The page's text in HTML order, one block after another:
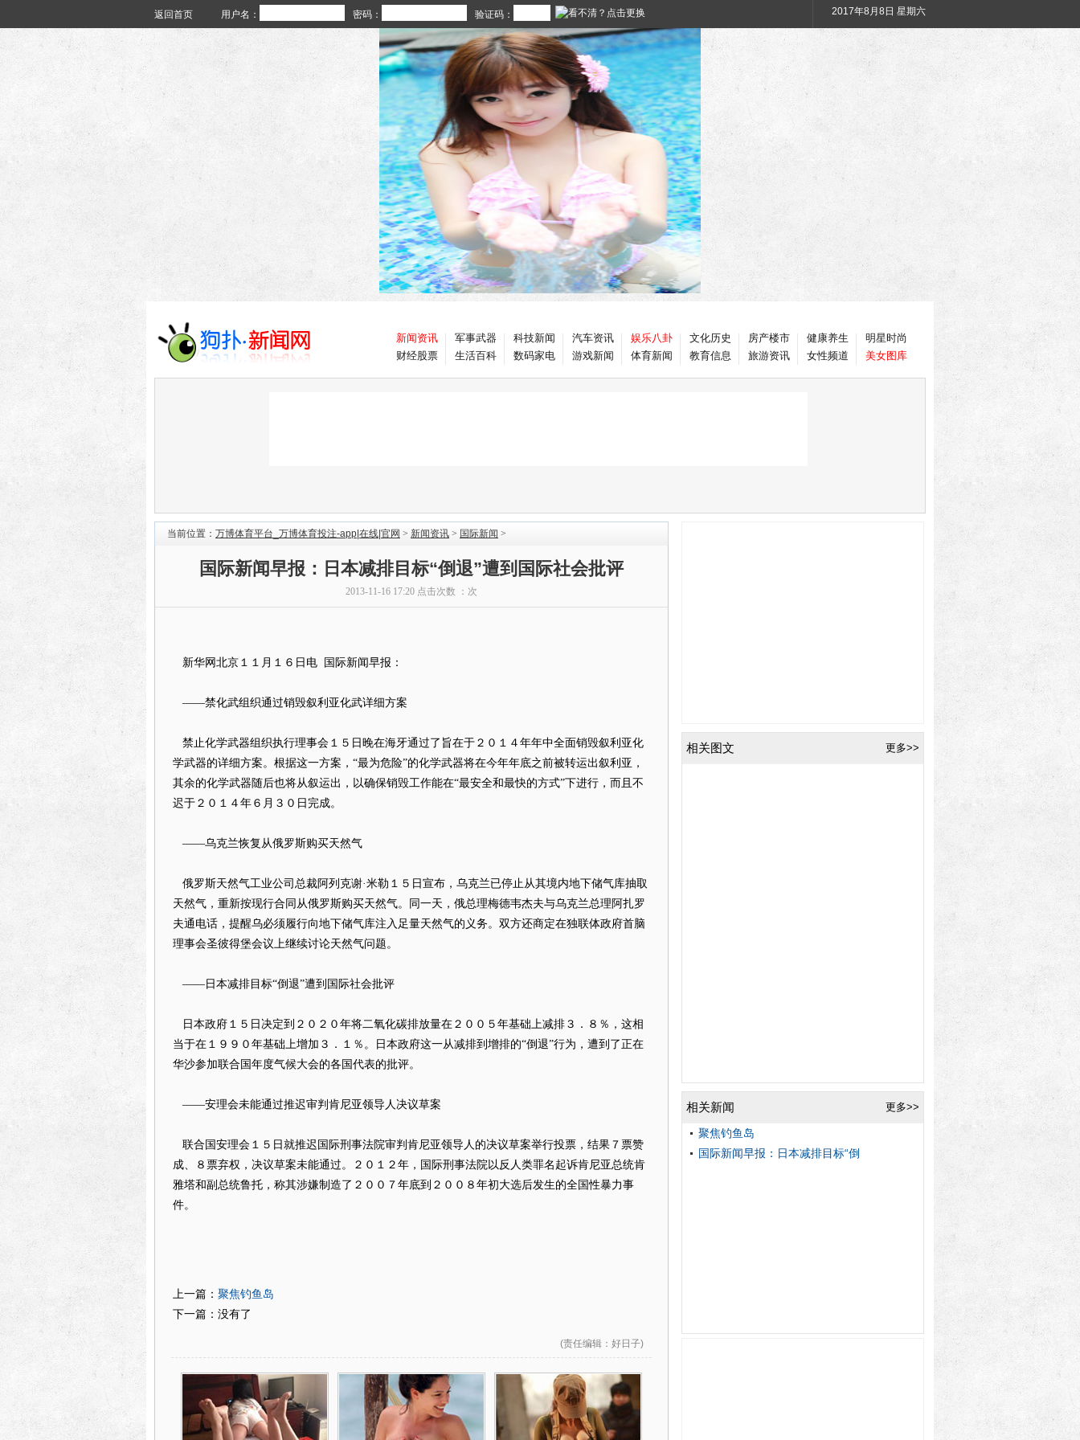
返回首页 用户名： 密码： 验证码： 2017年8月8日 星期六
新闻资讯
财经股票
军事武器
生活百科
科技新闻
数码家电
汽车资讯
游戏新闻
娱乐八卦
体育新闻
文化历史
教育信息
房产楼市
旅游资讯
健康养生
女性频道
明星时尚
美女图库
当前位置： 万博体育平台_万博体育投注-app|在线|官网 > 新闻资讯 > 国际新闻 >
国际新闻早报：日本减排目标“倒退”遭到国际社会批评
2013-11-16 17:20 点击次数 ： 次
新华网北京１１月１６日电 国际新闻早报：
——禁化武组织通过销毁叙利亚化武详细方案
禁止化学武器组织执行理事会１５日晚在海牙通过了旨在于２０１４年年中全面销毁叙利亚化
学武器的详细方案。根据这一方案，“最为危险”的化学武器将在今年年底之前被转运出叙利亚，
其余的化学武器随后也将从叙运出，以确保销毁工作能在“最安全和最快的方式”下进行，而且不
迟于２０１４年６月３０日完成。
——乌克兰恢复从俄罗斯购买天然气
俄罗斯天然气工业公司总裁阿列克谢·米勒１５日宣布，乌克兰已停止从其境内地下储气库抽取
天然气，重新按现行合同从俄罗斯购买天然气。同一天，俄总理梅德韦杰夫与乌克兰总理阿扎罗
夫通电话，提醒乌必须履行向地下储气库注入足量天然气的义务。双方还商定在独联体政府首脑
理事会圣彼得堡会议上继续讨论天然气问题。
——日本减排目标“倒退”遭到国际社会批评
日本政府１５日决定到２０２０年将二氧化碳排放量在２００５年基础上减排３．８％，这相
当于在１９９０年基础上增加３．１％。日本政府这一从减排到增排的“倒退”行为，遭到了正在
华沙参加联合国年度气候大会的各国代表的批评。
——安理会未能通过推迟审判肯尼亚领导人决议草案
联合国安理会１５日就推迟国际刑事法院审判肯尼亚领导人的决议草案举行投票，结果７票赞
成、８票弃权，决议草案未能通过。２０１２年，国际刑事法院以反人类罪名起诉肯尼亚总统肯
雅塔和副总统鲁托，称其涉嫌制造了２００７年底到２００８年初大选后发生的全国性暴力事
件。
上一篇： 聚焦钓鱼岛
下一篇：没有了
(责任编辑 ：好日子)
更多>>
相关图文
更多>>
相关新闻
聚焦钓鱼岛
国际新闻早报：日本减排目标“倒